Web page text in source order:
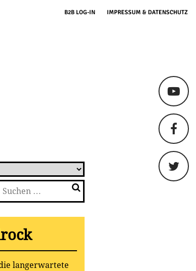
B2B LOG-IN IMPRESSUM & DATENSCHUTZ
Suchen
langerwartete